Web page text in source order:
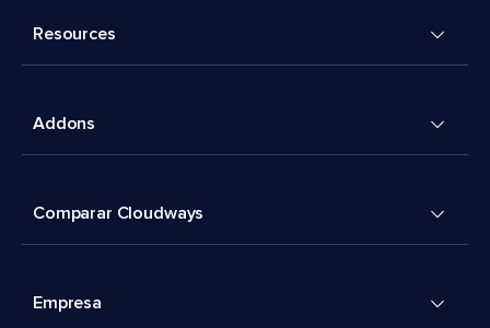
Resources
Addons
Comparar Cloudways
Empresa